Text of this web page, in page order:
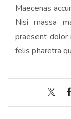
Maecenas
Nisi massa
praesent dolor
felis pharetra